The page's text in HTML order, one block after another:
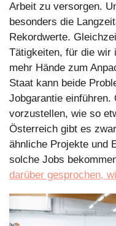
Arbeit zu versorgen.
besonders die
Rekordwerte.
Tätigkeiten, für die wir
mehr Hände zum
Staat kann beide
Jobgarantie
vorzustellen, wie so
Österreich gibt es
ähnliche Projekte und
solche Jobs
darüber gesprochen,